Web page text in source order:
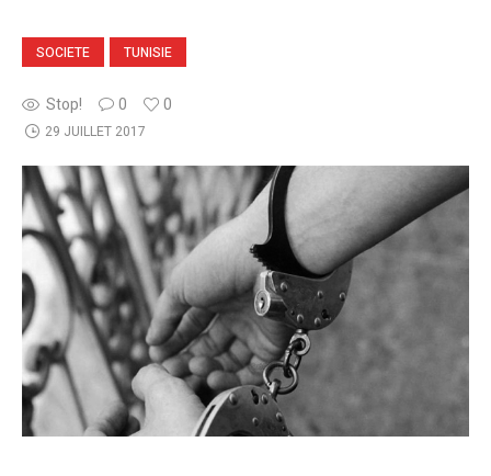
SOCIETE TUNISIE
Stop! 0 0
29 JUILLET 2017